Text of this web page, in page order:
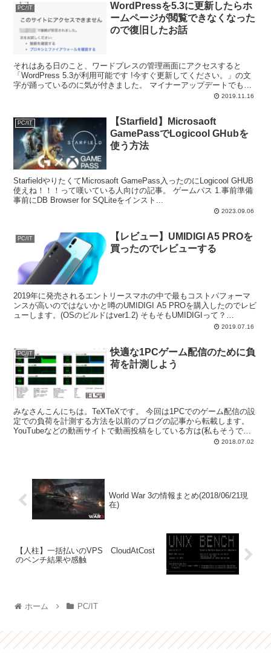
PC/IT
WordPressを5.3に更新したらホ
ームページが閲覧できなくなった
ので復旧したお話
それはある日のこと、ワードプレスの管理画面にアクセスすると
「WordPress 5.3が利用可能です !今すぐ更新してください。」の文
字が踊っているのに気が付きました。 マイナーアップデートでもな
2019.11.16
PC/IT
【Starfield】Microsaoft
GamePassでLogicool GHubを
使う方法
StarfieldやりたくてMicrosaoft GamePass入ったのにLogicool GHUB
使えね！！！って嘆いている人向けの記事。 ゲームパス 1.事前準備
事前にDB Browser for SQLiteをインスト...
2023.09.06
PC/IT
【レビュー】UMIDIGI A5 PROを
買ったのでレビューする
2019年に発売されるエントリースマホの中で最もコストパフォーマ
ンスが高いのではないかと噂のUMIDIGI A5 PROを購入したのでレビ
ューします。(OSのビルドはver1.2) そもそもUMIDIGIって？
2019.07.16
PC/IT
快適な1PCゲーム配信のために負
荷を計測しよう
みなさんこんにちは。TeXTeXです。 今回は1PCでのゲーム配信の設
定での負荷を計測する方法を以前のブログの記事から転載します。
YouTubeなどの動画サイトで動画投稿をしている方は(私もそうです
2018.07.02
World War 3の情報まとめ(2018/06/21現
在)
【人柱】一括払いのVPS CloudAtCost
のベンチ結果や感触
ホーム PC/IT